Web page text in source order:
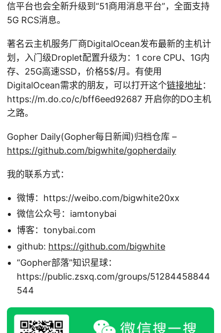
信平台也会全新升级到“51商用消息平台”，全面支持
5G RCS消息。
著名云主机服务厂商DigitalOcean发布最新的主机计
划，入门级Droplet配置升级为：1 core CPU、1G内
存、25G高速SSD，价格5$/月。有使用
DigitalOcean需求的朋友，可以打开这个链接地址：
https://m.do.co/c/bff6eed92687 开启你的DO主机
之路。
Gopher Daily(Gopher每日新闻)归档仓库 –
https://github.com/bigwhite/gopherdaily
我的联系方式：
微博：https://weibo.com/bigwhite20xx
微信公众号：iamtonybai
博客：tonybai.com
github: https://github.com/bigwhite
“Gopher部落”知识星球：
https://public.zsxq.com/groups/51284458844
544